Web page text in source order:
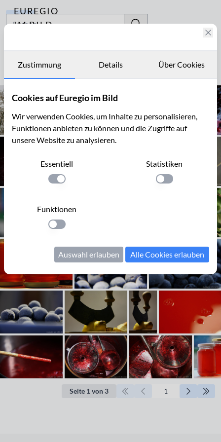
EUREGIO
IM BILD
Archiv
Kontakt
Archiv
Seite 1 von 3
Zustimmung Details Über Cookies
Cookies auf Euregio im Bild
Wir verwenden Cookies, um Inhalte zu personalisieren,
Funktionen anbieten zu können und die Zugriffe auf
unsere Website zu analysieren.
Essentiell
Einstellung anwenden
Statistiken
Einstellung
Funktionen
Einstellung anwenden
Auswahl erlauben Alle Cookies erlauben